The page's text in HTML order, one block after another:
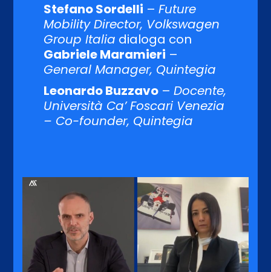
Stefano Sordelli –Future
Mobility Director, Volkswagen
Group Italia dialoga con
Gabriele Maramieri –
General Manager, Quintegia
Leonardo Buzzavo –Docente,
Università Ca’ Foscari Venezia
– Co-founder, Quintegia